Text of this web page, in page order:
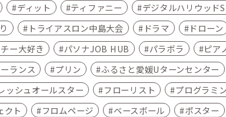
ディット ティファニー
デジタルハリウッド
トライアスロン中島大会 ドラマ
ドローン
ー大好き パソナJOB HUB パラボラ
ピア
ランス プリン
ふるさと愛媛Uターンセンター
ッシュオールスター フローリスト
プログラミ
クト フロムページ ベースボール
ポスター